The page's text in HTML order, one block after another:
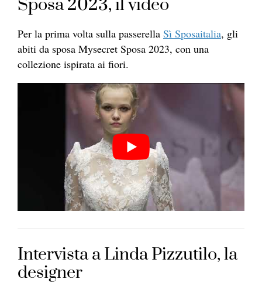
Sposa 2023, il video
Per la prima volta sulla passerella Sì Sposaitalia, gli
abiti da sposa Mysecret Sposa 2023, con una
collezione ispirata ai fiori.
Intervista a Linda Pizzutilo, la
designer